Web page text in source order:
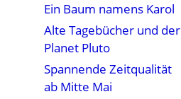
Ein Baum namens Karol
Alte Tagebücher und der
Planet Pluto
Spannende Zeitqualität
ab Mitte Mai